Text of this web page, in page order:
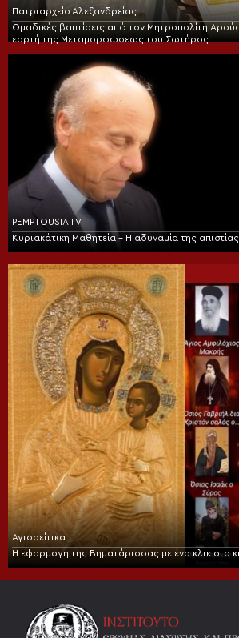
Πατριαρχείο Αλεξανδρείας
Ομαδικές βαπτίσεις από τον Μητροπολίτη
εορτή της Μεταμορφώσεως του Σωτήρος
PEMPTOUSIA TV
Κυριακάτικη Μαθητεία – Η αδυναμία της απιστίας
Αγιορείτικα
Η εφαρμογή της Βηματάρισσας με ένα κλικ στο